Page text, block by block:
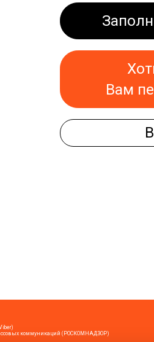
Вам
коммуникаций (РОСКОМНАДЗОР)